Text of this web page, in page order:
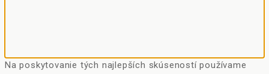
Na poskytovanie tých najlepších skúseností používame